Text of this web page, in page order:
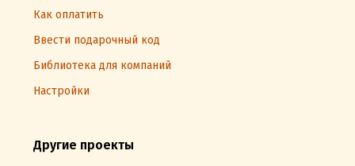
Как оплатить
Ввести подарочный код
Библиотека для компаний
Настройки
Другие проекты